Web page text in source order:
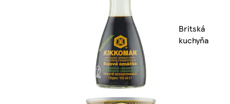
Britská
kuchyňa